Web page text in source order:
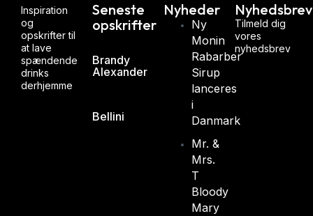
Inspiration
og
opskrifter til
at lave
spændende
drinks
derhjemme
Seneste
opskrifter
Brandy
Alexander
Bellini
Nyheder
Ny
Monin
Rabarber
Sirup
lanceres
i
Danmark
Mr. &
Mrs.
T
Bloody
Mary
Nyhedsbrev
Tilmeld dig
vores
nyhedsbrev